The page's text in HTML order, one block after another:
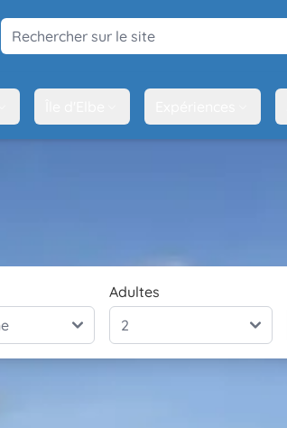
Rechercher sur le site
Adultes